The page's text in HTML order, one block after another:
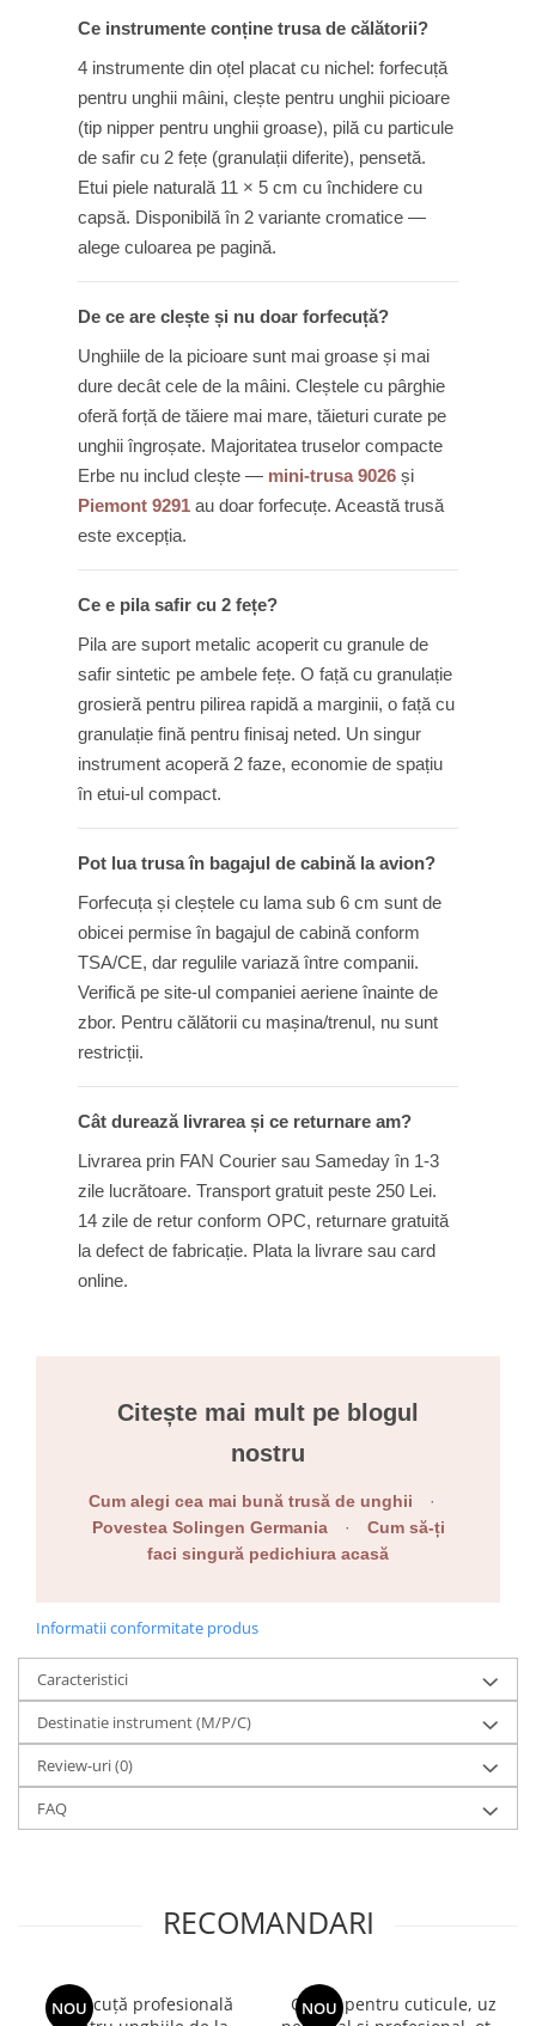
Ce instrumente conține trusa de călătorii?
4 instrumente din oțel placat cu nichel: forfecuță
pentru unghii mâini, clește pentru unghii picioare
(tip nipper pentru unghii groase), pilă cu particule
de safir cu 2 fețe (granulații diferite), pensetă.
Etui piele naturală 11 × 5 cm cu închidere cu
capsă. Disponibilă în 2 variante cromatice —
alege culoarea pe pagină.
De ce are clește și nu doar forfecuță?
Unghiile de la picioare sunt mai groase și mai
dure decât cele de la mâini. Cleștele cu pârghie
oferă forță de tăiere mai mare, tăieturi curate pe
unghii îngroșate. Majoritatea truselor compacte
Erbe nu includ clește — mini-trusa 9026 și
Piemont 9291 au doar forfecuțe. Această trusă
este excepția.
Ce e pila safir cu 2 fețe?
Pila are suport metalic acoperit cu granule de
safir sintetic pe ambele fețe. O față cu granulație
grosieră pentru pilirea rapidă a marginii, o față cu
granulație fină pentru finisaj neted. Un singur
instrument acoperă 2 faze, economie de spațiu
în etui-ul compact.
Pot lua trusa în bagajul de cabină la avion?
Forfecuța și cleștele cu lama sub 6 cm sunt de
obicei permise în bagajul de cabină conform
TSA/CE, dar regulile variază între companii.
Verifică pe site-ul companiei aeriene înainte de
zbor. Pentru călătorii cu mașina/trenul, nu sunt
restricții.
Cât durează livrarea și ce returnare am?
Livrarea prin FAN Courier sau Sameday în 1-3
zile lucrătoare. Transport gratuit peste 250 Lei.
14 zile de retur conform OPC, returnare gratuită
la defect de fabricație. Plata la livrare sau card
online.
Citește mai mult pe blogul
nostru
Cum alegi cea mai bună trusă de unghii
·
Povestea Solingen Germania
·
Cum să-ți
faci singură pedichiura acasă
Informatii conformitate produs
Caracteristici
Destinatie instrument (M/P/C)
Review-uri(0)
FAQ
RECOMANDARI
NOU
Forfecuță profesională
NOU
Clește pentru cuticule, uz